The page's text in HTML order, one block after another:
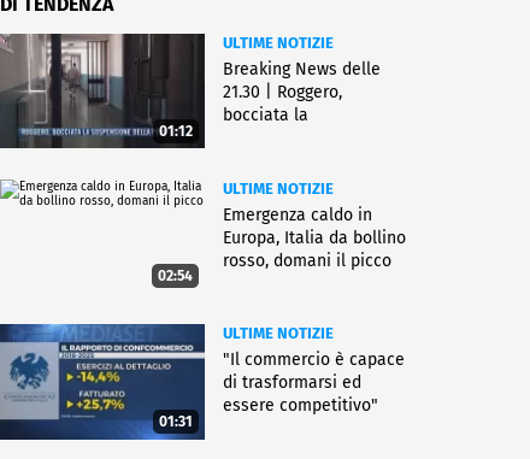
01:12
ULTIME NOTIZIE
Breaking News delle
21.30 | Roggero,
bocciata la
02:54
ULTIME NOTIZIE
Emergenza caldo in
Europa, Italia da bollino
rosso, domani il picco
01:31
ULTIME NOTIZIE
"Il commercio è capace
di trasformarsi ed
essere competitivo"